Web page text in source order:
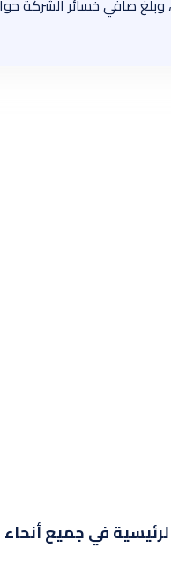
في جميع أنحاء